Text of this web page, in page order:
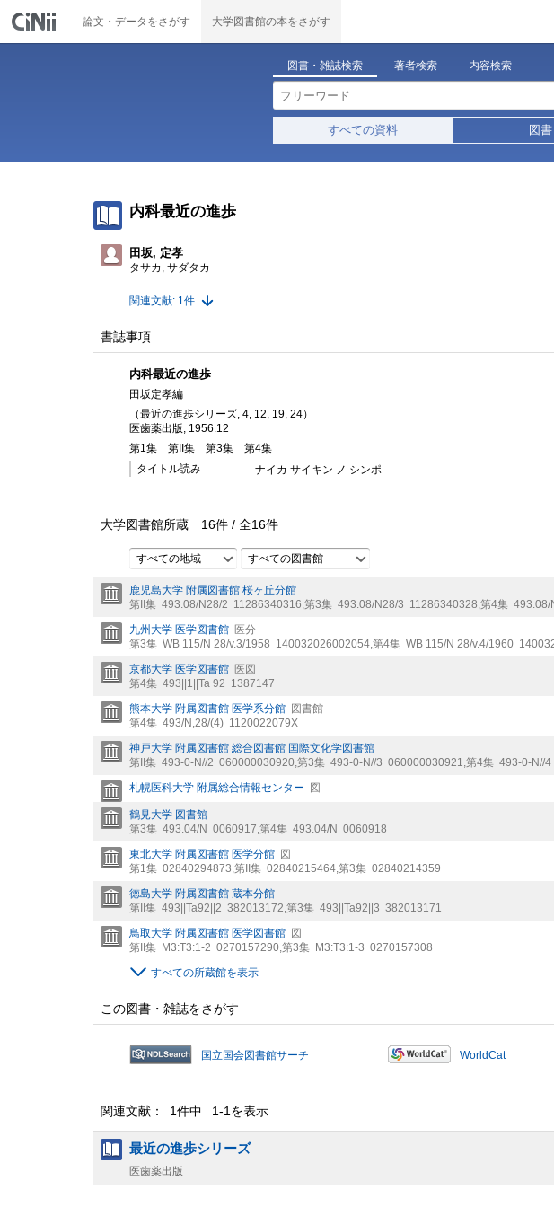
論文・データをさがす 大学図書館の本をさがす
図書・雑誌検索 著者検索 内容検索
すべての資料 図書
内科最近の進歩
田坂, 定孝
タサカ, サダタカ
関連文献: 1件
書誌事項
内科最近の進歩
田坂定孝編
（最近の進歩シリーズ, 4, 12, 19, 24）
医歯薬出版, 1956.12
第1集
第II集 第3集
第4集
タイトル読み
ナイカ サイキン ノ シンポ
大学図書館所蔵 16件 / 全16件
すべての地域 すべての図書館
鹿児島大学 附属図書館 桜ヶ丘分館
第II集 493.08/N28/2 11286340316 第3集 493.08/N28/3 11286340328 第4集 493.08/
九州大学 医学図書館 医分
第3集 WB 115/N 28/v.3/1958 140032026002054 第4集 WB 115/N 28/v.4/1960
京都大学 医学図書館 医図
第4集 493||1||Ta 92 1387147
熊本大学 附属図書館 医学系分館 図書館
第4集 493/N,28/(4) 1120022079X
神戸大学 附属図書館 総合図書館 国際文化学図書館
第II集 493-0-N//2 060000030920 第3集 493-0-N//3 060000030921 第4集 493-0-N//4
札幌医科大学 附属総合情報センター 図
鶴見大学 図書館
第3集 493.04/N 0060917 第4集 493.04/N 0060918
東北大学 附属図書館 医学分館 図
第1集 02840294873 第II集 02840215464 第3集 02840214359
徳島大学 附属図書館 蔵本分館
第II集 493||Ta92||2 382013172 第3集 493||Ta92||3 382013171
鳥取大学 附属図書館 医学図書館 図
第II集 M3:T3:1-2 0270157290 第3集 M3:T3:1-3 0270157308
すべての所蔵館を表示
この図書・雑誌をさがす
国立国会図書館サーチ WorldCat
関連文献： 1件中 1-1を表示
最近の進歩シリーズ
医歯薬出版